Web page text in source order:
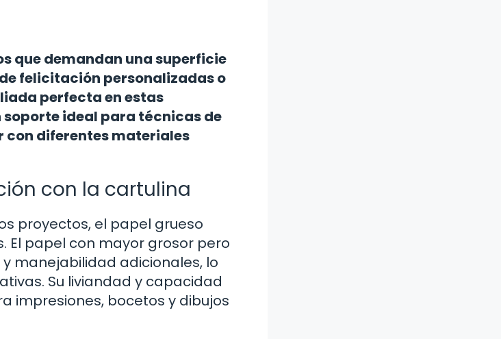
que demandan una superficie
felicitación personalizadas o
perfecta en estas
ideal para técnicas de
diferentes materiales
con la cartulina
proyectos, el papel grueso
El papel con mayor grosor pero
manejabilidad adicionales, lo
Su liviandad y capacidad
impresiones, bocetos y dibujos